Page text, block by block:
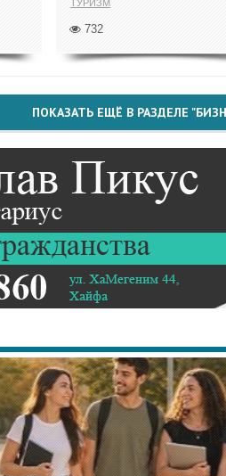
ТУРИЗМ
732
ПОКАЗАТЬ ЕЩЁ В РАЗДЕЛЕ